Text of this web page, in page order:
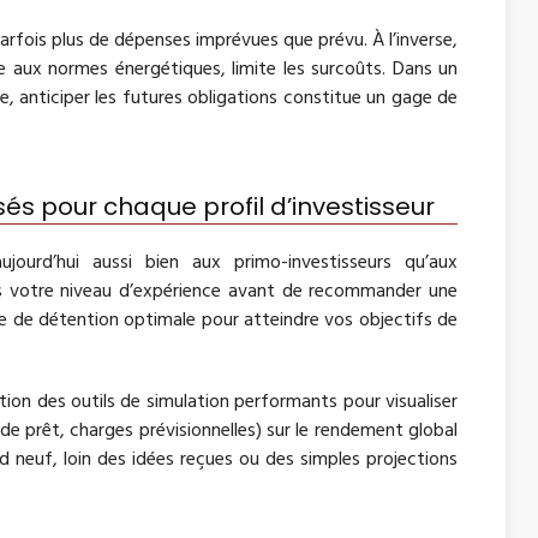
plus de dépenses imprévues que prévu. À l’inverse,
normes énergétiques, limite les surcoûts. Dans un
anticiper les futures obligations constitue un gage de
pour chaque profil d’investisseur
aussi bien aux primo-investisseurs qu’aux
niveau d’expérience avant de recommander une
de détention optimale pour atteindre vos objectifs de
des outils de simulation performants pour visualiser
prêt, charges prévisionnelles) sur le rendement global
loin des idées reçues ou des simples projections